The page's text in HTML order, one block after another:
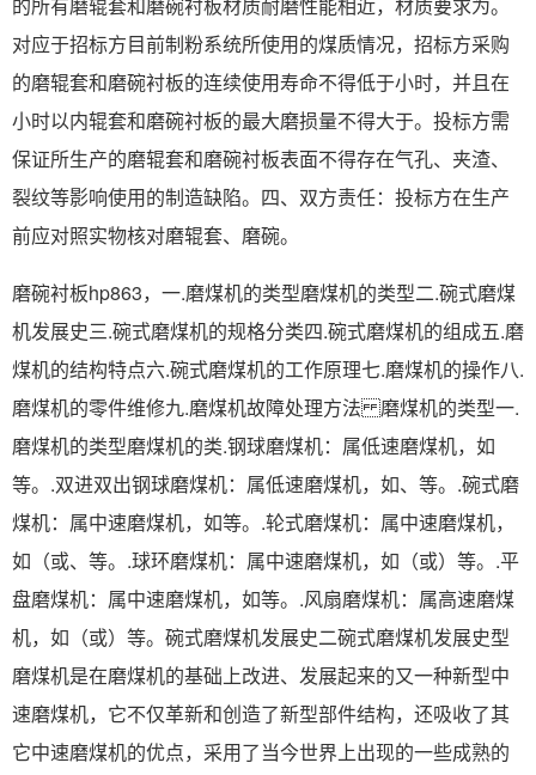
的所有磨辊套和磨碗衬板材质耐磨性能相近，材质要求为。
对应于招标方目前制粉系统所使用的煤质情况，招标方采购
的磨辊套和磨碗衬板的连续使用寿命不得低于小时，并且在
小时以内辊套和磨碗衬板的最大磨损量不得大于。投标方需
保证所生产的磨辊套和磨碗衬板表面不得存在气孔、夹渣、
裂纹等影响使用的制造缺陷。四、双方责任：投标方在生产
前应对照实物核对磨辊套、磨碗。
磨碗衬板hp863，一.磨煤机的类型磨煤机的类型二.碗式磨煤
机发展史三.碗式磨煤机的规格分类四.碗式磨煤机的组成五.磨
煤机的结构特点六.碗式磨煤机的工作原理七.磨煤机的操作八.
磨煤机的零件维修九.磨煤机故障处理方法 磨煤机的类型一.
磨煤机的类型磨煤机的类.钢球磨煤机：属低速磨煤机，如
等。.双进双出钢球磨煤机：属低速磨煤机，如、等。.碗式磨
煤机：属中速磨煤机，如等。.轮式磨煤机：属中速磨煤机，
如（或、等。.球环磨煤机：属中速磨煤机，如（或）等。.平
盘磨煤机：属中速磨煤机，如等。.风扇磨煤机：属高速磨煤
机，如（或）等。碗式磨煤机发展史二碗式磨煤机发展史型
磨煤机是在磨煤机的基础上改进、发展起来的又一种新型中
速磨煤机，它不仅革新和创造了新型部件结构，还吸收了其
它中速磨煤机的优点，采用了当今世界上出现的一些成熟的